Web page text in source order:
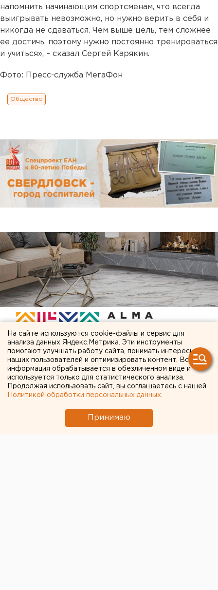
напомнить начинающим спортсменам, что всегда
выигрывать невозможно, но нужно верить в себя и
никогда не сдаваться. Чем выше цель, тем сложнее
ее достичь, поэтому нужно постоянно тренироваться
и учиться», – сказал Сергей Карякин.
Фото: Пресс-служба МегаФон
Общество
ЧИТАЙТЕ ТАКЖЕ:
Сгоревший квартал в центре Оренбурга
застроят
Ракетная опасность угрожает Челябинской
На сайте используются cookie-файлы и сервис для
анализа данных Яндекс.Метрика. Эти инструменты
помогают улучшать работу сайта, понимать интересы
наших пользователей и оптимизировать контент. Вся
информация обрабатывается в обезличенном виде и
используется только для статистического анализа.
Продолжая использовать сайт, вы соглашаетесь с нашей
Политикой обработки персональных данных
Принимаю